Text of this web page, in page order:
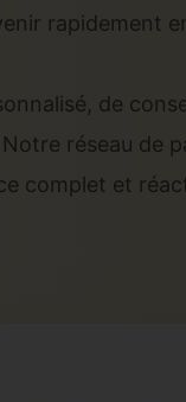
rapidement
de
réseau de
complet et